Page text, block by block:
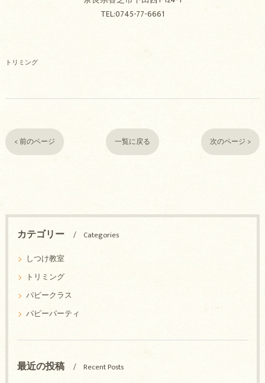
TEL:0745-77-6661
トリミング
< 前のページ 一覧に戻る 次のページ >
カテゴリー
Categories
しつけ教室
トリミング
パピークラス
パピーパーティ
最近の投稿 Recent Posts